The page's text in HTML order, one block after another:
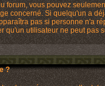
forum, vous pouvez
concerné. Si quelqu'un a
pas si personne n'a
qu'un utilisateur ne peut pas
?